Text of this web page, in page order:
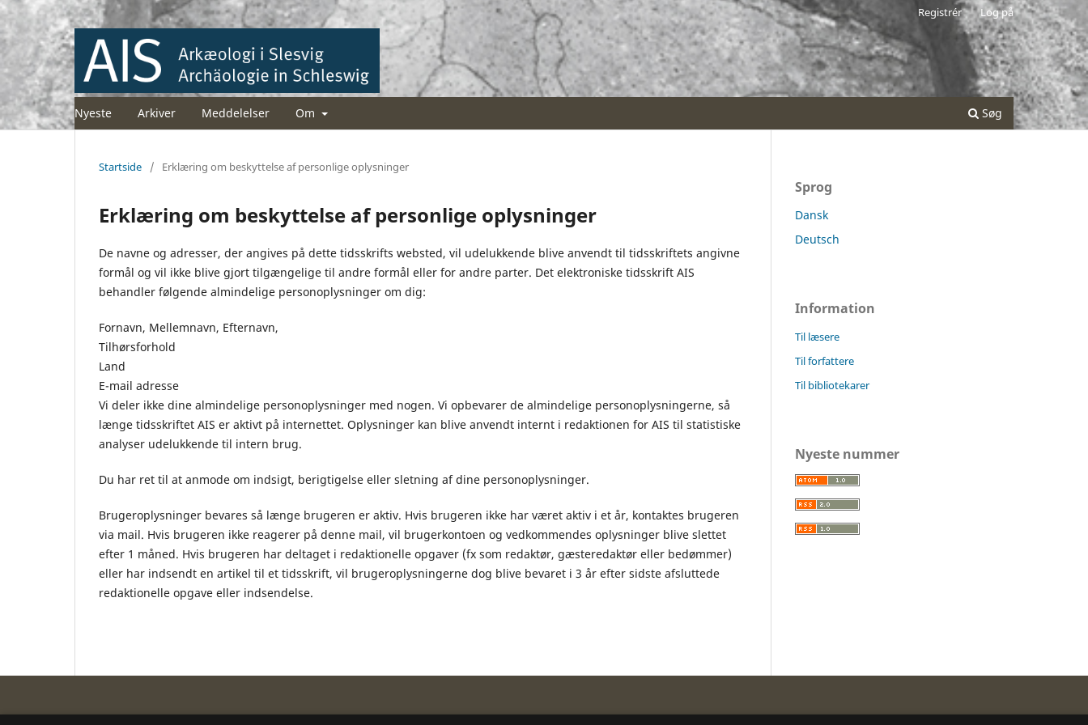
Nyeste Arkiver Meddelelser Om Søg
Registrér Log på
Startside / Erklæring om beskyttelse af personlige oplysninger
Erklæring om beskyttelse af personlige oplysninger
De navne og adresser, der angives på dette tidsskrifts websted, vil udelukkende blive anvendt til tidsskriftets angivne
formål og vil ikke blive gjort tilgængelige til andre formål eller for andre parter. Det elektroniske tidsskrift AIS
behandler følgende almindelige personoplysninger om dig:
Fornavn, Mellemnavn, Efternavn,
Tilhørsforhold
Land
E-mail adres­se
Vi deler ikke dine almindelige per­so­nop­lys­nin­ger med nogen. Vi opbe­va­rer de almindelige personoplys­nin­gerne, så
læn­ge tidsskriftet AIS er aktivt på internettet. Oplysninger kan blive anvendt internt i redaktionen for AIS til sta­ti­sti­ske
analyser udelukkende til intern brug.
Du har ret til at anmo­de om ind­sigt, berig­ti­gel­se eller slet­ning af dine per­so­nop­lys­nin­ger.
Brugeroplysninger bevares så længe brugeren er aktiv. Hvis brugeren ikke har været aktiv i et år, kontaktes brugeren
via mail. Hvis brugeren ikke reagerer på denne mail, vil brugerkontoen og vedkommendes oplysninger blive slettet
efter 1 måned. Hvis brugeren har deltaget i redaktionelle opgaver (fx som redaktør, gæsteredaktør eller bedømmer)
eller har indsendt en artikel til et tidsskrift, vil brugeroplysningerne dog blive bevaret i 3 år efter sidste afsluttede
redaktionelle opgave eller indsendelse.
Sprog
Dansk
Deutsch
Information
Til læsere
Til forfattere
Til bibliotekarer
Nyeste nummer